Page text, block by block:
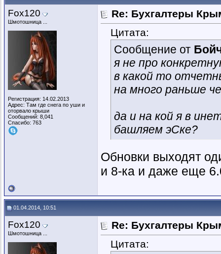
Fox120
Шмотошница ...
Регистрация: 14.02.2013
Адрес: Там где снега по уши и
оторвало крыши
Сообщений: 8,041
Спасибо: 763
Re: Бухгалтеры
Цитата:
Сообщение от
я не про
в какой то
на много раньше
да и на кой я в
башляем эСке?
Обновки выходят
и 8-ка и даже еще
01.04.2014, 10:51
Fox120
Шмотошница ...
Re: Бухгалтеры
Цитата: